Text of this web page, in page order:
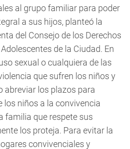
al grupo familiar para poder
a sus hijos, planteó la
del Consejo de los Derechos
de la Ciudad. En
sexual o cualquiera de las
que sufren los niños y
abreviar los plazos para
los niños a la convivencia
familia que respete sus
los proteja. Para evitar la
convivenciales y